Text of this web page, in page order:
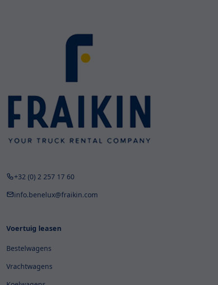
+32 (0) 2 257 17 60
info.benelux@fraikin.com
Voertuig leasen
Bestelwagens
Vrachtwagens